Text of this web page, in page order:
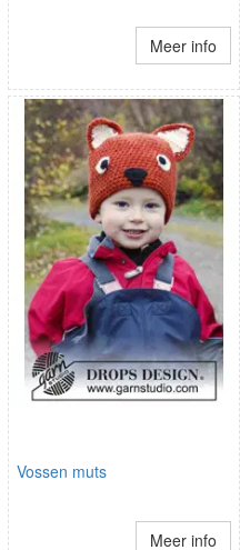
Meer info
Vossen muts
Meer info